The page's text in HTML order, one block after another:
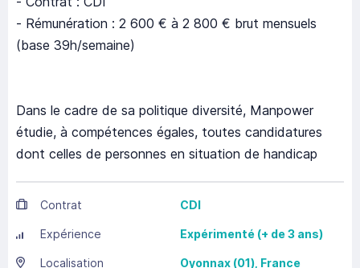
- Rémunération : 2 600 € à 2 800 € brut mensuels
(base 39h/semaine)
Dans le cadre de sa politique diversité, Manpower
étudie, à compétences égales, toutes candidatures
dont celles de personnes en situation de handicap
Contrat CDI
Expérience Expérimenté (+ de 3 ans)
Localisation Oyonnax (01), France